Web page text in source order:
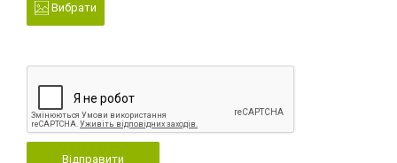
Вибрати
Відправити